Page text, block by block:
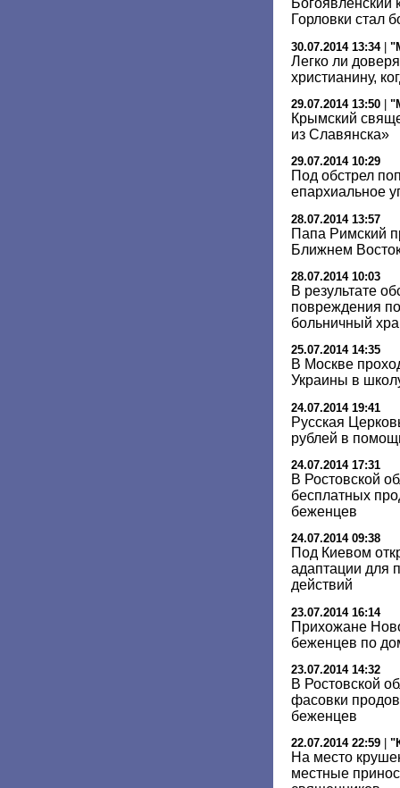
Горловки стал
30.07.2014 13:34|
Легко ли
христианину,
29.07.2014 13:50
Крымский
из Славянска»
29.07.2014 10:29
Под обстрел
епархиальное
28.07.2014 13:57
Папа Римский
Ближнем
28.07.2014 10:03
В результате
повреждения
больничный
25.07.2014 14:35
В Москве
Украины в
24.07.2014 19:41
Русская
рублей в
24.07.2014 17:31
В Ростовской
бесплатных
беженцев
24.07.2014 09:38
Под Киевом
адаптации для
действий
23.07.2014 16:14
Прихожане
беженцев по
23.07.2014 14:32
В Ростовской
фасовки
беженцев
22.07.2014 22:59
На место
местные